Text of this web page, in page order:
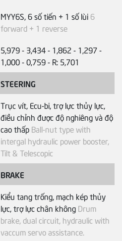
MYY6S, 6 số tiến + 1 số lùi 6
forward + 1 reverse
5,979 - 3,434 - 1,862 - 1,297 -
1,000 - 0,759 - R: 5,701
STEERING
Trục vít, Ecu-bi, trợ lực thủy lực,
điều chỉnh được độ nghiêng và độ
cao thấp Ball-nut type with
intergal hydraulic power booster,
Tilt & Telescopic
BRAKE
Kiểu tang trống, mạch kép thủy
lực, trợ lực chân không Drum
brake, dual circuit, hydraulic with
vaccum servo assistance.